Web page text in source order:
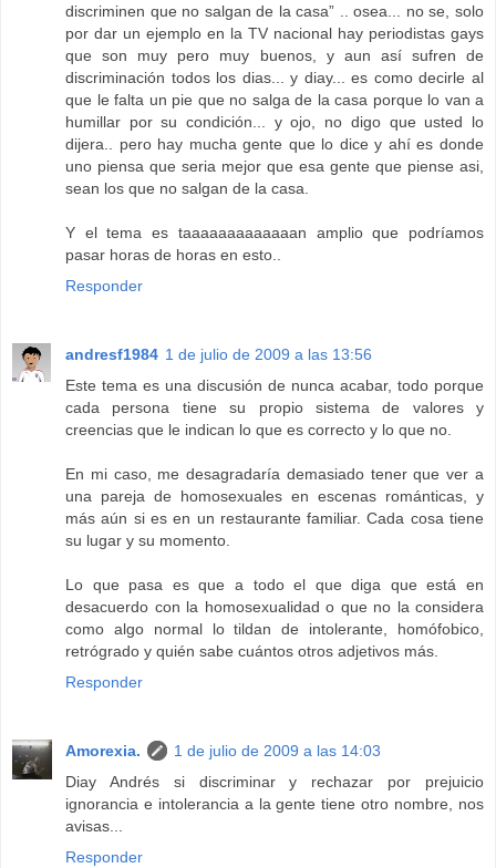
discriminen que no salgan de la casa” .. osea... no se, solo
por dar un ejemplo en la TV nacional hay periodistas gays
que son muy pero muy buenos, y aun así sufren de
discriminación todos los dias... y diay... es como decirle al
que le falta un pie que no salga de la casa porque lo van a
humillar por su condición... y ojo, no digo que usted lo
dijera.. pero hay mucha gente que lo dice y ahí es donde
uno piensa que seria mejor que esa gente que piense asi,
sean los que no salgan de la casa.
Y el tema es taaaaaaaaaaaaan amplio que podríamos
pasar horas de horas en esto..
Responder
andresf1984 1 de julio de 2009 a las 13:56
Este tema es una discusión de nunca acabar, todo porque
cada persona tiene su propio sistema de valores y
creencias que le indican lo que es correcto y lo que no.
En mi caso, me desagradaría demasiado tener que ver a
una pareja de homosexuales en escenas románticas, y
más aún si es en un restaurante familiar. Cada cosa tiene
su lugar y su momento.
Lo que pasa es que a todo el que diga que está en
desacuerdo con la homosexualidad o que no la considera
como algo normal lo tildan de intolerante, homófobico,
retrógrado y quién sabe cuántos otros adjetivos más.
Responder
Amorexia.
1 de julio de 2009 a las 14:03
Diay Andrés si discriminar y rechazar por prejuicio
ignorancia e intolerancia a la gente tiene otro nombre, nos
avisas...
Responder